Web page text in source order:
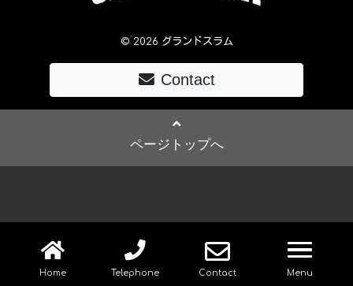
Home Telephone Contact Menu
© 2026 グランドスラム
Contact
ページトップへ